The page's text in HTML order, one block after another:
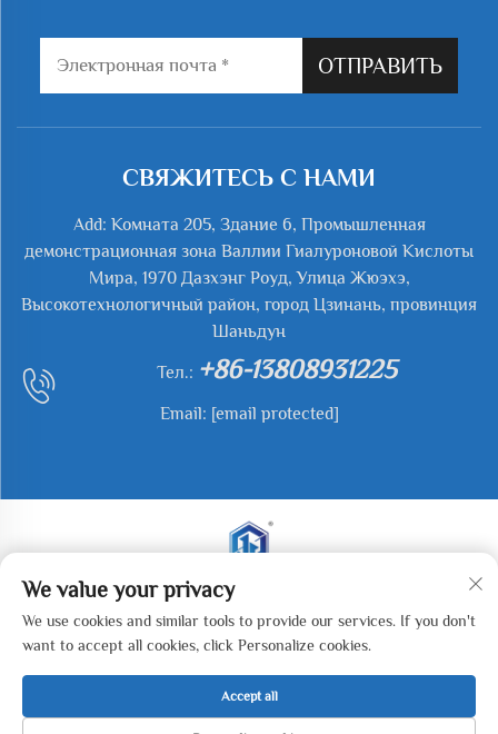
ОТПРАВИТЬ
СВЯЖИТЕСЬ С НАМИ
Add: Комната 205, Здание 6, Промышленная
демонстрационная зона Валлии Гиалуроновой Кислоты
Мира, 1970 Дазхэнг Роуд, Улица Жюэхэ,
Высокотехнологичный район, город Цзинань, провинция
Шаньдун
Тел.: +86-13808931225
Email: [email protected]
Авторские права © 2026 Jianyu Weiye (Цзинань)
Machinery Technology Co., LTD. Все права защищены. -
Политика конфиденциальности
We value your privacy
We use cookies and similar tools to provide our services. If you don't
want to accept all cookies, click Personalize cookies.
Accept all